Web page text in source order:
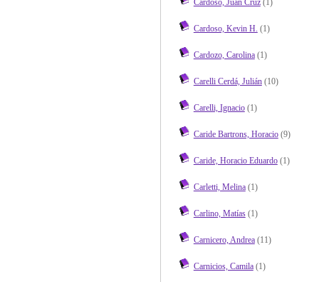
Cardoso, Kevin H. (1)
Cardozo, Carolina(1)
Carelli Cerdá, Julián(10)
Carelli, Ignacio(1)
Caride Bartrons, Horacio(9)
Caride, Horacio Eduardo(1)
Carletti, Melina(1)
Carlino, Matías(1)
Carnicero, Andrea(11)
Carnicios, Camila(1)